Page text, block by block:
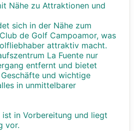
Nähe zu Attraktionen und
sich in der Nähe zum
de Golf Campoamor, was
attraktiv macht.
La Fuente nur
entfernt und bietet
und wichtige
in unmittelbarer
ist in Vorbereitung und liegt
vor.